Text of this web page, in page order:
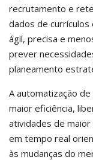
recrutamento e
dados de
ágil, precisa e
prever
planeamento
A automatização
maior eficiência,
atividades de maior
em tempo real
às mudanças do